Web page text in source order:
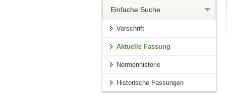
Einfache Suche
Vorschrift
Aktuelle Fassung
Normenhistorie
Historische Fassungen